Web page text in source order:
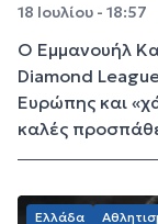
18 Ιουλίου - 18:57
Ο Εμμανουήλ
Diamond
Ευρώπης και
καλές
Ελλάδα